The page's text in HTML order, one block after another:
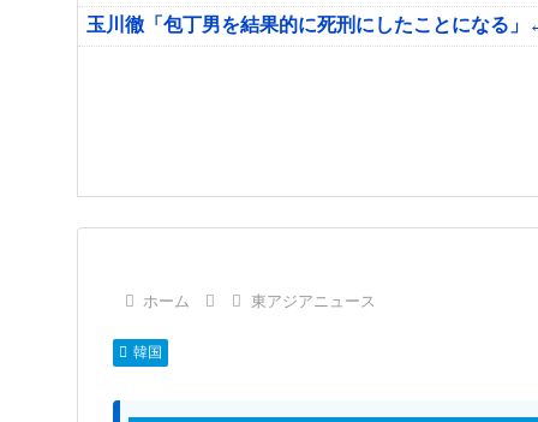
玉川徹「包丁男を結果的に死刑にしたことになる
ホーム 東アジアニュース
韓国